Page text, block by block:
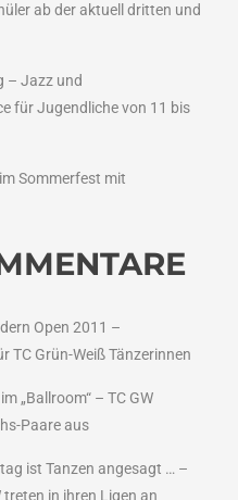
ab der aktuell dritten und
– Jazz und
für Jugendliche von 11 bis
Sommerfest mit
Open 2011 –
TC Grün-Weiß Tänzerinnen
„Ballroom“ – TC GW
Paare aus
ist Tanzen angesagt … –
treten in ihren Ligen an